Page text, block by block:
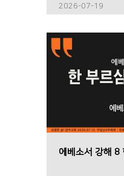
2026-07-19
에베소서 강해 8